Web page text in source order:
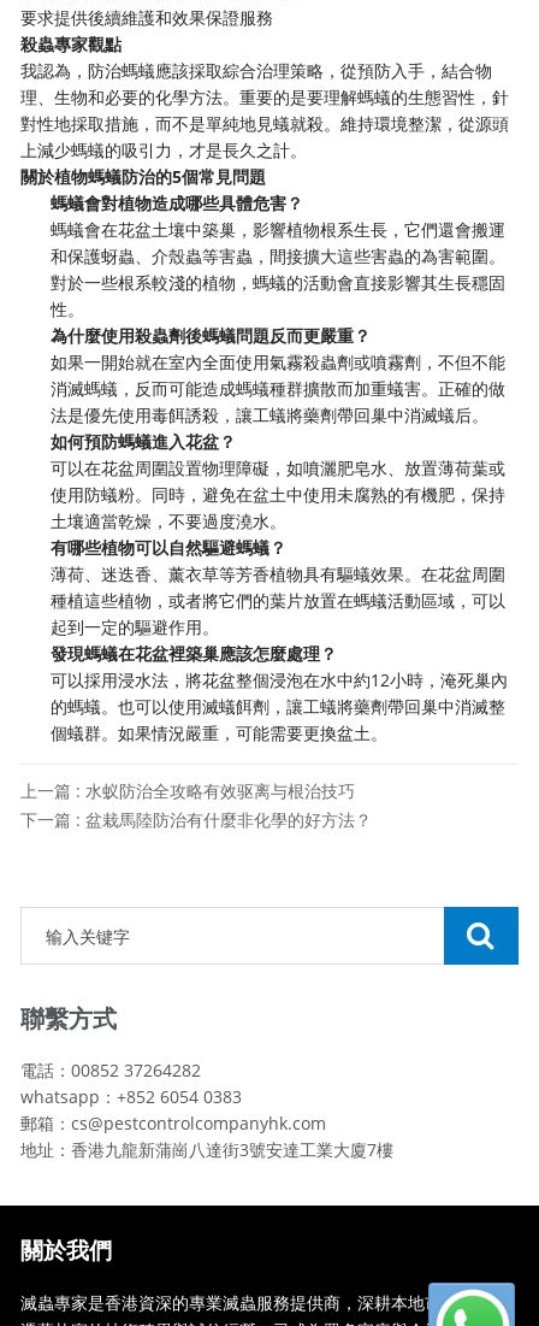
要求提供後續維護和效果保證服務
殺蟲專家觀點
我認為，防治螞蟻應該採取綜合治理策略，從預防入手，結合物
理、生物和必要的化學方法。重要的是要理解螞蟻的生態習性，針
對性地採取措施，而不是單純地見蟻就殺。維持環境整潔，從源頭
上減少螞蟻的吸引力，才是長久之計。
關於植物螞蟻防治的5個常見問題
螞蟻會對植物造成哪些具體危害？
螞蟻會在花盆土壤中築巢，影響植物根系生長，它們還會搬運
和保護蚜蟲、介殼蟲等害蟲，間接擴大這些害蟲的為害範圍。
對於一些根系較淺的植物，螞蟻的活動會直接影響其生長穩固
性。
為什麼使用殺蟲劑後螞蟻問題反而更嚴重？
如果一開始就在室內全面使用氣霧殺蟲劑或噴霧劑，不但不能
消滅螞蟻，反而可能造成螞蟻種群擴散而加重蟻害。正確的做
法是優先使用毒餌誘殺，讓工蟻將藥劑帶回巢中消滅蟻后。
如何預防螞蟻進入花盆？
可以在花盆周圍設置物理障礙，如噴灑肥皂水、放置薄荷葉或
使用防蟻粉。同時，避免在盆土中使用未腐熟的有機肥，保持
土壤適當乾燥，不要過度澆水。
有哪些植物可以自然驅避螞蟻？
薄荷、迷迭香、薰衣草等芳香植物具有驅蟻效果。在花盆周圍
種植這些植物，或者將它們的葉片放置在螞蟻活動區域，可以
起到一定的驅避作用。
發現螞蟻在花盆裡築巢應該怎麼處理？
可以採用浸水法，將花盆整個浸泡在水中約12小時，淹死巢內
的螞蟻。也可以使用滅蟻餌劑，讓工蟻將藥劑帶回巢中消滅整
個蟻群。如果情況嚴重，可能需要更換盆土。
上一篇 : 水蚁防治全攻略有效驱离与根治技巧
下一篇 : 盆栽馬陸防治有什麼非化學的好方法？
聯繫方式
電話：00852 37264282
whatsapp：+852 6054 0383
郵箱：cs@pestcontrolcompanyhk.com
地址：香港九龍新蒲崗八達街3號安達工業大廈7樓
關於我們
滅蟲專家是香港資深的專業滅蟲服務提供商，深耕本地市場多年，